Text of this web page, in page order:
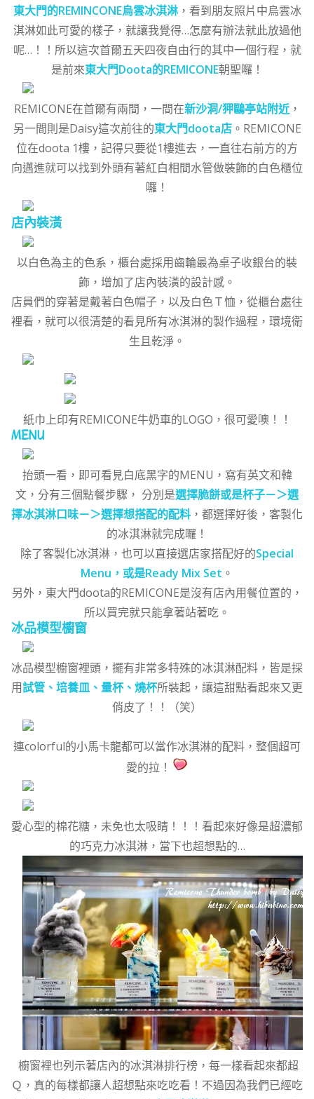
東大門的REMINCONE烏雲冰淇淋，看到朋友照片中烏雲冰
淇淋如此可愛的樣子，就讓我覺得…怎麼有辦法就此放過他
呢…！！所以這次首爾五天四夜自由行的其中一個行程，就
是前來東大門Doota的REMICONE朝聖囉！
REMICONE在首爾有兩間，一間在新沙洞/狎鷗亭站附近，
另一間則是Daisy這次前往的東大門doota店。REMICONE
位在doota 1樓，記得只要從1樓進去，一直往右前方的方
向邁進就可以找到外頭有著紅白相間水管做裝飾的白色櫃位
囉！
店內裝潢
以白色為主的色系，櫃台處採用齒輪最為桌子收銀台的裝
飾，增加了店內裝潢的設計感。
店員們的穿著是戴著白色帽子，以及白色Ｔ恤，從櫃台處往
裡看，就可以很清楚的看見所有冰淇淋的製作過程，環境衛
生且乾淨。
紙巾上印有REMICONE牛奶車的LOGO，很可愛噢！！
MENU
抬頭一看，即可看見白底黑字的MENU，寫有英文和韓
文，分有三個點餐步驟， 分別是選擇脆餅或是杯子－＞選
擇冰淇淋口味－＞選擇想搭配的配料 ，都選擇好後，客製化
的冰淇淋就完成囉！
除了客製化冰淇淋，也可以直接選店家搭配好的Special
Menu，或是Ready Mix Set 。
另外，東大門doota的REMICONE是沒有店內用餐位置的，
所以買完就只能拿著站著吃。
冰品模型櫥窗
冰品模型櫥窗裡頭，擺有非常多特殊的冰淇淋配料，皆是採
用試管、培養皿、量杯、燒杯所裝起，讓這甜點看起來又更
俏皮了！！（笑）
連colorful的小馬卡龍都可以當作冰淇淋的配料，整個超可
愛的拉！
愛心型的棉花糖，未免也太吸睛！！！看起來好像是超濃郁
的巧克力冰淇淋，當下也超想點的…
櫥窗裡也列示著店內的冰淇淋排行榜，每一樣看起來都超
Ｑ，真的每樣都讓人超想點來吃吃看！不過因為我們已經吃